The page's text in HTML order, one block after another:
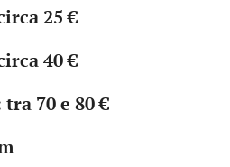
25 €
40 €
70 e 80 €